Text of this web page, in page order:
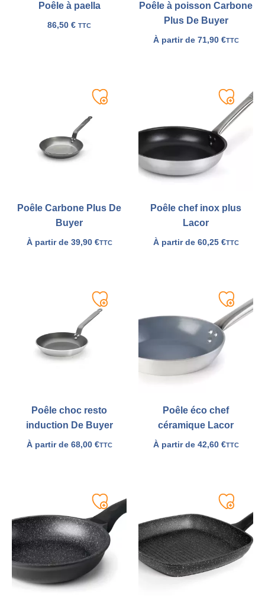
Poêle à paella
86,50 € TTC
Poêle à poisson Carbone
Plus De Buyer
À partir de 71,90 €TTC
Poêle Carbone Plus De
Buyer
À partir de 39,90 €TTC
Ajouter
Poêle chef inox plus
Lacor
À partir de 60,25 €TTC
Ajouter
ma
liste
Poêle choc resto
induction De Buyer
À partir de 68,00 €TTC
Ajouter
à
Poêle éco chef
céramique Lacor
À partir de 42,60 €TTC
Ajouter
à
ma
liste
Ajouter
à
ma
liste
Ajouter
ma
liste